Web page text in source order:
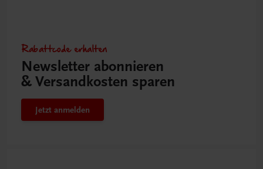
Rabattcode erhalten
Newsletter abonnieren
& Versandkosten sparen
Jetzt anmelden